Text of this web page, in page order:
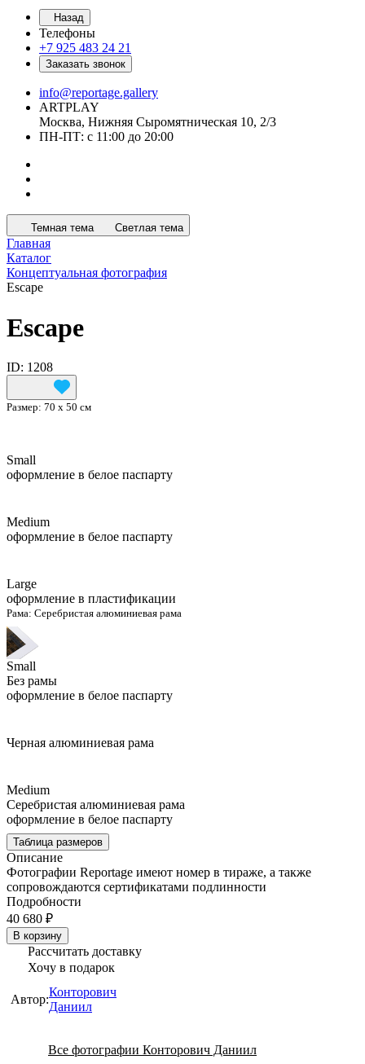
Назад
Телефоны
+7 925 483 24 21
Заказать звонок
info@reportage.gallery
ARTPLAY
Москва, Нижняя Сыромятническая 10, 2/3
ПН-ПТ: с 11:00 до 20:00
Темная тема Светлая тема
Главная
Каталог
Концептуальная фотография
Escape
Escape
ID: 1208
Размер: 70 х 50 см
Small
оформление в белое паспарту
Medium
оформление в белое паспарту
Large
оформление в пластификации
Рама: Серебристая алюминиевая рама
Small
Без рамы
оформление в белое паспарту
Черная алюминиевая рама
Medium
Серебристая алюминиевая рама
оформление в белое паспарту
Таблица размеров
Описание
Фотографии Reportage имеют номер в тираже, а также
сопровождаются сертификатами подлинности
Подробности
40 680 ₽
В корзину
Рассчитать доставку
Хочу в подарок
Автор:
Конторович
Даниил
Все фотографии Конторович Даниил